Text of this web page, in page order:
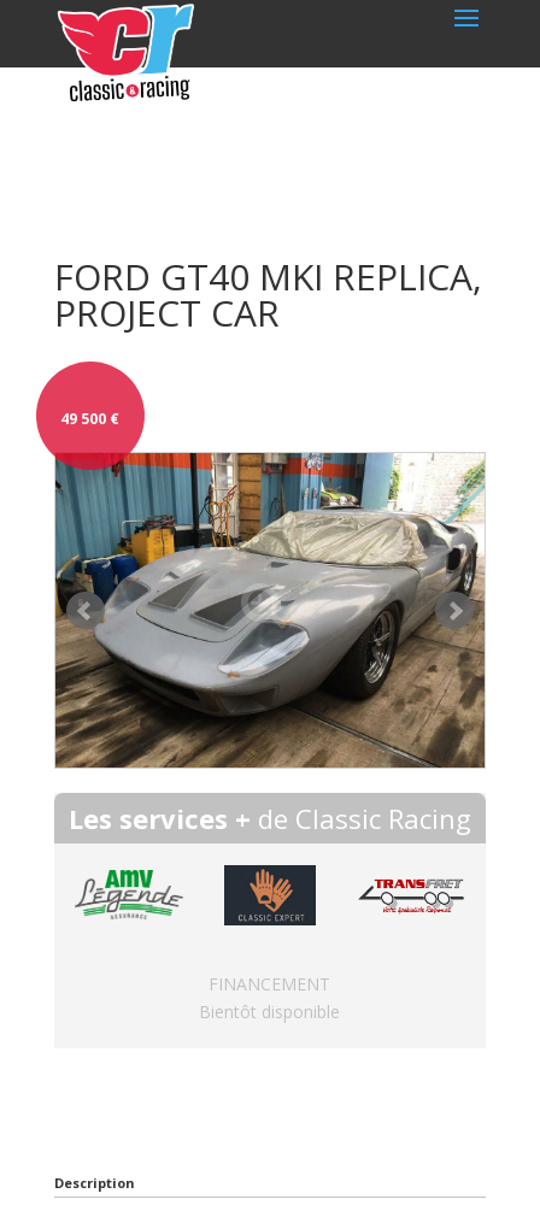
FORD GT40 MKI REPLICA,
PROJECT CAR
49 500 €
Les services + de Classic Racing
FINANCEMENT
Bientôt disponible
Description